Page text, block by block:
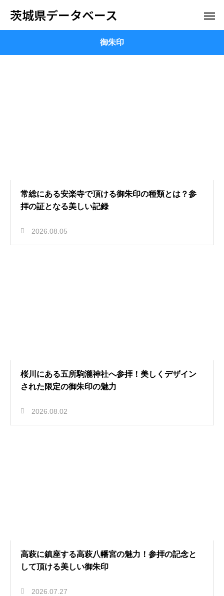
茨城県データベース
御朱印
常総にある安楽寺で頂ける御朱印の種類とは？参
拝の証となる美しい記録
2026.08.05
桜川にある五所駒瀧神社へ参拝！美しくデザイン
された限定の御朱印の魅力
2026.08.02
高萩に鎮座する高萩八幡宮の魅力！参拝の記念と
して頂ける美しい御朱印
2026.07.27